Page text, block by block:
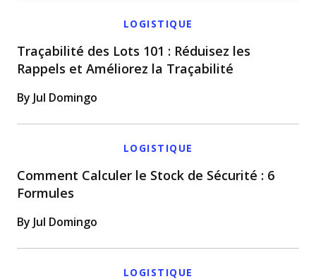
LOGISTIQUE
Traçabilité des Lots 101 : Réduisez les
Rappels et Améliorez la Traçabilité
By Jul Domingo
LOGISTIQUE
Comment Calculer le Stock de Sécurité : 6
Formules
By Jul Domingo
LOGISTIQUE